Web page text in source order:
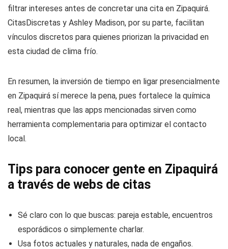
filtrar intereses antes de concretar una cita en Zipaquirá.
CitasDiscretas y Ashley Madison, por su parte, facilitan
vínculos discretos para quienes priorizan la privacidad en
esta ciudad de clima frío.
En resumen, la inversión de tiempo en ligar presencialmente
en Zipaquirá sí merece la pena, pues fortalece la química
real, mientras que las apps mencionadas sirven como
herramienta complementaria para optimizar el contacto
local.
Tips para conocer gente en Zipaquirá
a través de webs de citas
Sé claro con lo que buscas: pareja estable, encuentros
esporádicos o simplemente charlar.
Usa fotos actuales y naturales, nada de engaños.